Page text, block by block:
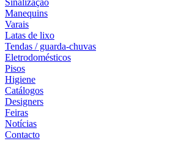
Sinalização
Manequins
Varais
Latas de lixo
Tendas / guarda-chuvas
Eletrodomésticos
Pisos
Higiene
Catálogos
Designers
Feiras
Notícias
Contacto